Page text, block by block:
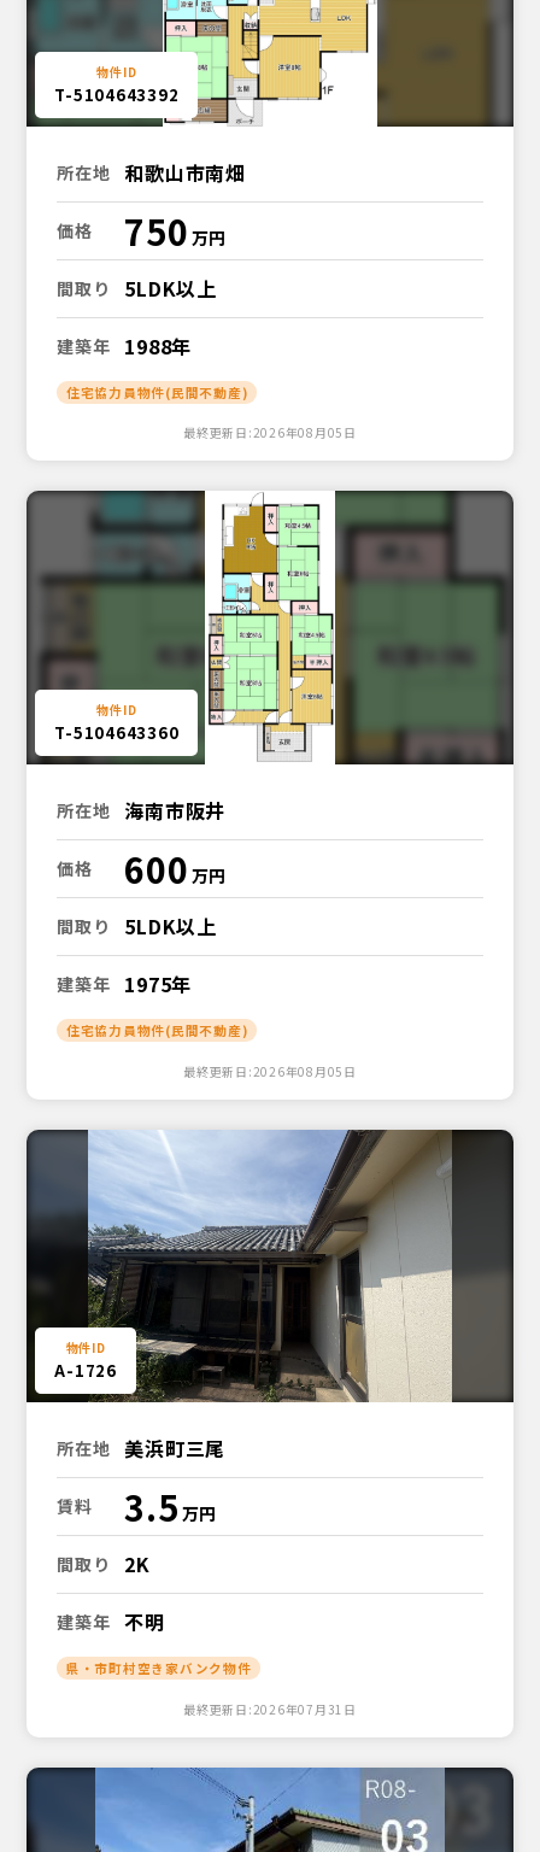
T-5104643392
所在地 和歌山市南畑
価格 750
間取り 5LDK以上
建築年 1988年
住宅協力員物件(民間不動産)
最終更新日:2026年08月05日
T-5104643360
所在地 海南市阪井
価格 600
間取り 5LDK以上
建築年 1975年
住宅協力員物件(民間不動産)
最終更新日:2026年08月05日
A-1726
所在地 美浜町三尾
賃料 3.5
間取り 2K
建築年 不明
県・市町村空き家バンク物件
最終更新日:2026年07月31日